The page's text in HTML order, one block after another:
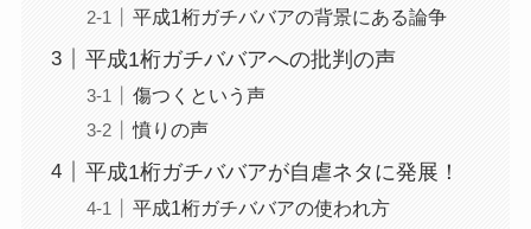
平成1桁ガチババアの背景にある論争
平成1桁ガチババアへの批判の声
傷つくという声
憤りの声
平成1桁ガチババアが自虐ネタに発展！
平成1桁ガチババアの使われ方